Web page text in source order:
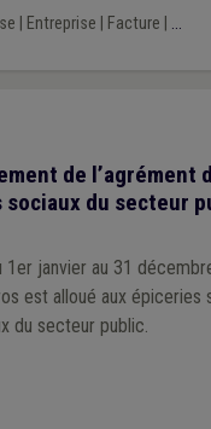
Entreprise Facture ...
de l’agrément
du secteur
1er janvier au 31
est alloué aux épiceries
du secteur public.